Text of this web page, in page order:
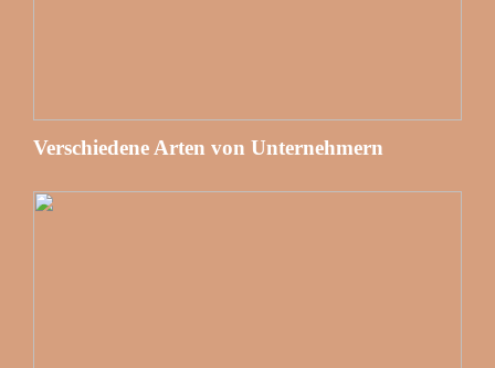
Verschiedene Arten von Unternehmern